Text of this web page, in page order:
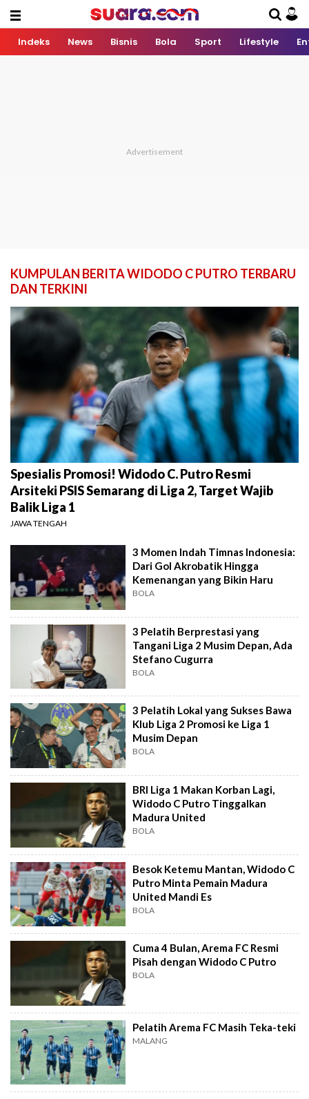
Indeks News Bisnis Bola Sport Lifestyle
KUMPULAN BERITA WIDODO C PUTRO TERBARU
DAN TERKINI
Spesialis Promosi! Widodo C. Putro Resmi
Arsiteki PSIS Semarang di Liga 2, Target Wajib
Balik Liga 1
JAWA TENGAH
3 Momen Indah Timnas Indonesia:
Dari Gol Akrobatik Hingga
Kemenangan yang Bikin Haru
BOLA
3 Pelatih Berprestasi yang
Tangani Liga 2 Musim Depan, Ada
Stefano Cugurra
BOLA
3 Pelatih Lokal yang Sukses Bawa
Klub Liga 2 Promosi ke Liga 1
Musim Depan
BOLA
BRI Liga 1 Makan Korban Lagi,
Widodo C Putro Tinggalkan
Madura United
BOLA
Besok Ketemu Mantan, Widodo C
Putro Minta Pemain Madura
United Mandi Es
BOLA
Cuma 4 Bulan, Arema FC Resmi
Pisah dengan Widodo C Putro
BOLA
Pelatih Arema FC Masih Teka-teki
MALANG